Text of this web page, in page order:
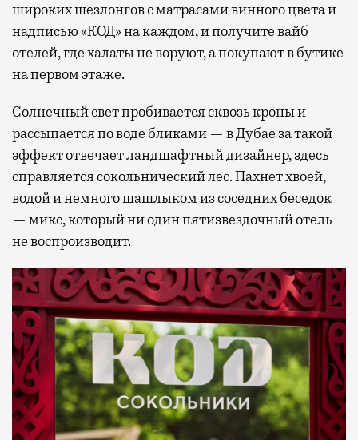
широких шезлонгов с матрасами винного цвета и
надписью «КОД» на каждом, и получите вайб
отелей, где халаты не воруют, а покупают в бутике
на первом этаже.
Солнечный свет пробивается сквозь кроны и
рассыпается по воде бликами — в Дубае за такой
эффект отвечает ландшафтный дизайнер, здесь
справляется сокольнический лес. Пахнет хвоей,
водой и немного шашлыком из соседних беседок
— микс, который ни один пятизвездочный отель
не воспроизводит.